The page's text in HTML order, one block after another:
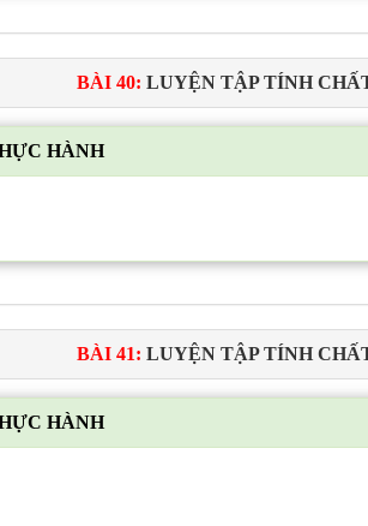
BÀI 40: LUYỆN TẬP TÍNH
HÀNH
BÀI 41: LUYỆN TẬP TÍNH
HÀNH